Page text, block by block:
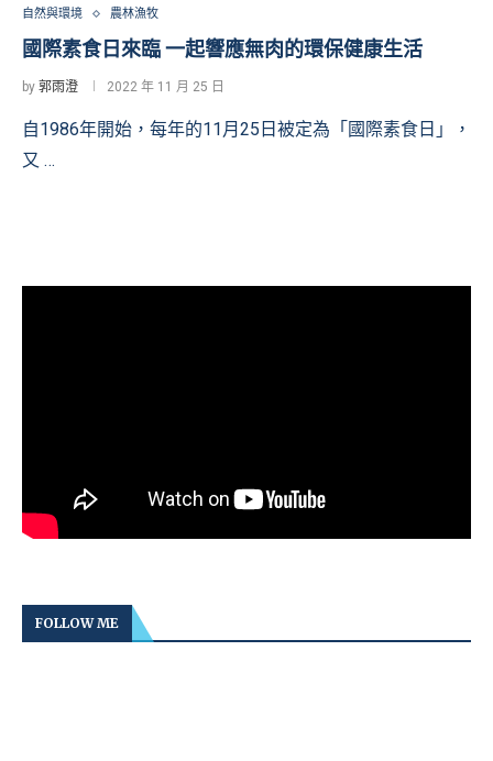
自然與環境 農林漁牧
國際素食日來臨 一起響應無肉的環保健康生活
by 郭雨澄 2022 年 11 月 25 日
自1986年開始，每年的11月25日被定為「國際素食日」，
又 …
FOLLOW ME